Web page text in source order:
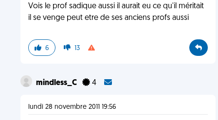
Vois le prof sadique aussi il aurait eu ce qu'il méritait
il se venge peut etre de ses anciens profs aussi
6 13
mindless_C 4
lundi 28 novembre 2011 19:56